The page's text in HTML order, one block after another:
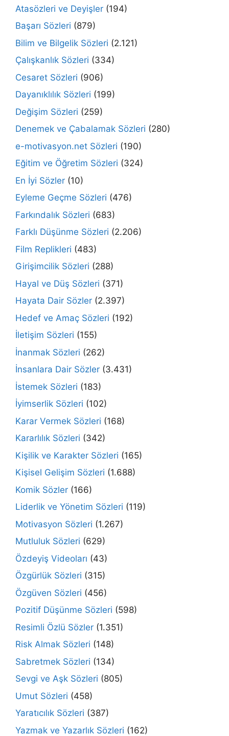
Atasözleri ve Deyişler (194)
Başarı Sözleri (879)
Bilim ve Bilgelik Sözleri (2.121)
Çalışkanlık Sözleri (334)
Cesaret Sözleri (906)
Dayanıklılık Sözleri (199)
Değişim Sözleri (259)
Denemek ve Çabalamak Sözleri (280)
e-motivasyon.net Sözleri (190)
Eğitim ve Öğretim Sözleri (324)
En İyi Sözler (10)
Eyleme Geçme Sözleri (476)
Farkındalık Sözleri (683)
Farklı Düşünme Sözleri (2.206)
Film Replikleri (483)
Girişimcilik Sözleri (288)
Hayal ve Düş Sözleri (371)
Hayata Dair Sözler (2.397)
Hedef ve Amaç Sözleri (192)
İletişim Sözleri (155)
İnanmak Sözleri (262)
İnsanlara Dair Sözler (3.431)
İstemek Sözleri (183)
İyimserlik Sözleri (102)
Karar Vermek Sözleri (168)
Kararlılık Sözleri (342)
Kişilik ve Karakter Sözleri (165)
Kişisel Gelişim Sözleri (1.688)
Komik Sözler (166)
Liderlik ve Yönetim Sözleri (119)
Motivasyon Sözleri (1.267)
Mutluluk Sözleri (629)
Özdeyiş Videoları (43)
Özgürlük Sözleri (315)
Özgüven Sözleri (456)
Pozitif Düşünme Sözleri (598)
Resimli Özlü Sözler (1.351)
Risk Almak Sözleri (148)
Sabretmek Sözleri (134)
Sevgi ve Aşk Sözleri (805)
Umut Sözleri (458)
Yaratıcılık Sözleri (387)
Yazmak ve Yazarlık Sözleri (162)